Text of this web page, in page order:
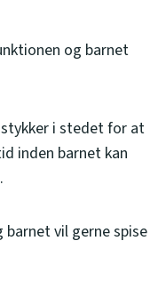
og barnet
i stedet for at
inden barnet kan
vil gerne spise